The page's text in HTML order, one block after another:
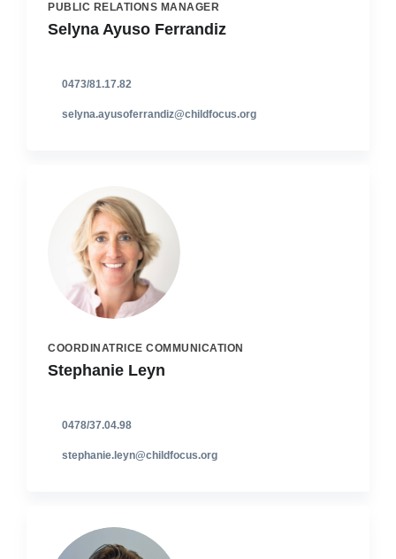
PUBLIC RELATIONS MANAGER
Selyna Ayuso Ferrandiz
0473/81.17.82
selyna.ayusoferrandiz@childfocus.org
COORDINATRICE COMMUNICATION
Stephanie Leyn
0478/37.04.98
stephanie.leyn@childfocus.org